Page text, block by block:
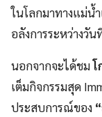
ในโลกมาทางแม่น้
อลังการระหว่างวั
นอกจากจะได้ชมโ
เต็มกิจกรรมสุด
ประสบการณ์ของ